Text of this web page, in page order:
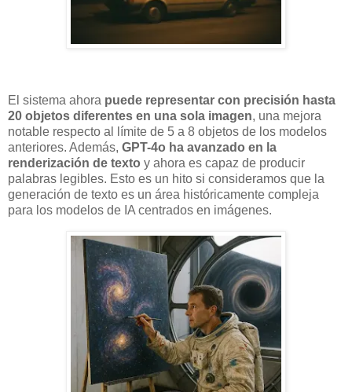
El sistema ahora puede representar con precisión hasta
20 objetos diferentes en una sola imagen, una mejora
notable respecto al límite de 5 a 8 objetos de los modelos
anteriores. Además, GPT-4o ha avanzado en la
renderización de texto y ahora es capaz de producir
palabras legibles. Esto es un hito si consideramos que la
generación de texto es un área históricamente compleja
para los modelos de IA centrados en imágenes.